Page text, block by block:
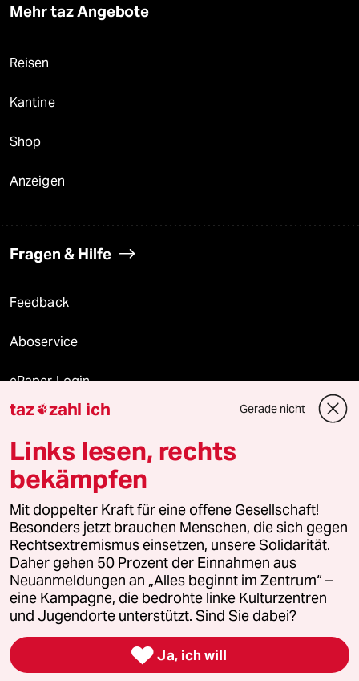
Mehr taz Angebote
Reisen
Kantine
Shop
Anzeigen
Fragen & Hilfe
Feedback
Aboservice
ePaper Login
Downloads für Abonnierende
© 2026 taz Verlags und Vertriebs GmbH
Alle Rechte vorbehalten. Bei rechtlichen Fragen oder für Genehmigungen
wenden Sie sich bitte an
lizenzen@taz.de
Feedback Redaktionsstatut Kommune-Richtlinien
Leitlinie Informant Datenschutz Impressum AGB
Seitenwende Einwilligungen widerrufen (Ads)
taz zahl ich Gerade nicht
Links lesen, rechts
bekämpfen
Mit doppelter Kraft für eine offene Gesellschaft!
Besonders jetzt brauchen Menschen, die sich gegen
Rechtsextremismus einsetzen, unsere Solidarität.
Daher gehen 50 Prozent der Einnahmen aus
Neuanmeldungen an „Alles beginnt im Zentrum“ –
eine Kampagne, die bedrohte linke Kulturzentren
und Jugendorte unterstützt. Sind Sie dabei?
 Ja, ich will